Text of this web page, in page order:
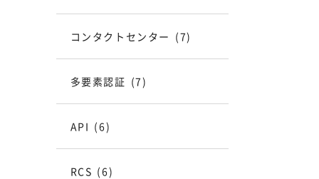
コンタクトセンター (7)
多要素認証 (7)
API (6)
RCS (6)